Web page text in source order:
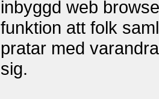
inbyggd web
funktion att folk
pratar med
sig.